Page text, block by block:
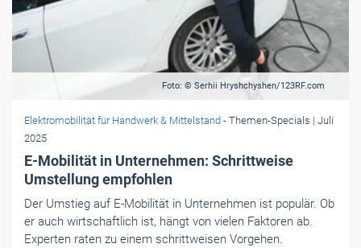
Elektromobilität für Handwerk & Mittelstand - Themen-Specials
2025
E-Mobilität in Unternehmen: Schrittweise
Umstellung empfohlen
Der Umstieg auf E-Mobilität in Unternehmen ist populär. Ob
er auch wirtschaftlich ist, hängt von vielen Faktoren ab.
Experten raten zu einem schrittweisen Vorgehen.